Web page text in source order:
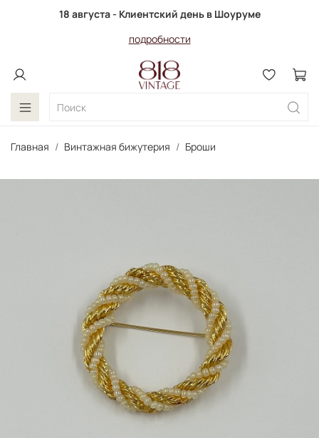
18 августа - Клиентский день в Шоуруме
подробности
Главная Винтажная бижутерия Броши